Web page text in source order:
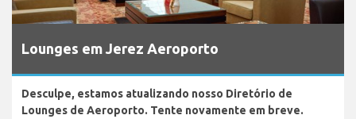
Lounges em Jerez Aeroporto
Desculpe, estamos atualizando nosso Diretório de
Lounges de Aeroporto. Tente novamente em breve.